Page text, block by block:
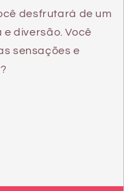
desfrutará de um
diversão. Você
sensações e